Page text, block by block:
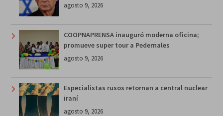
agosto 9, 2026
COOPNAPRENSA inauguró moderna oficina;
promueve super tour a Pedernales
agosto 9, 2026
Especialistas rusos retornan a central nuclear
iraní
agosto 9, 2026